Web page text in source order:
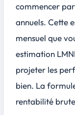
commencer
annuels. Cette
mensuel que
estimation
projeter les
bien. La
rentabilité